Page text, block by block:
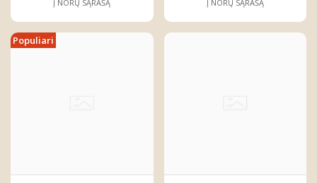
Į NORŲ SĄRAŠĄ Į NORŲ SĄRAŠĄ
Populiari